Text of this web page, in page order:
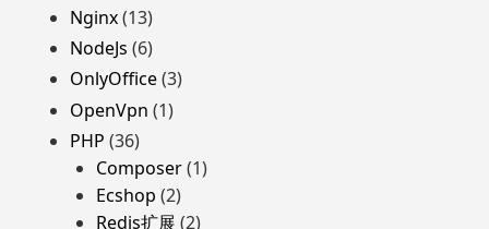
Nginx(13)
NodeJs (6)
OnlyOffice(3)
OpenVpn (1)
PHP (36)
Composer(1)
Ecshop (2)
Redis扩展 (2)